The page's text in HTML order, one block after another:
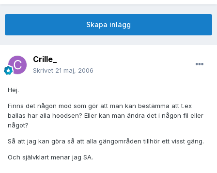
Skapa inlägg
Crille_
Skrivet 21 maj, 2006
Hej.
Finns det någon mod som gör att man kan bestämma att t.ex
ballas har alla hoodsen? Eller kan man ändra det i någon fil eller
något?
Så att jag kan göra så att alla gängområden tillhör ett visst gäng.
Och självklart menar jag SA.